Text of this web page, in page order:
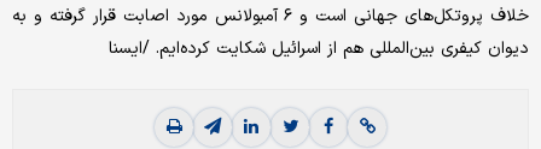
خلاف پروتکل‌‌‌های جهانی است و ۶ آمبولانس مورد اصابت قرار گرفته و به
دیوان کیفری بین‌المللی هم از اسرائیل شکایت کرده‌‌‌ایم. /ایسنا